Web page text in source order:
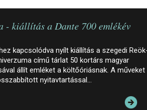
- kiállítás a Dante 700 emlékév
kapcsolódva nyílt kiállítás a szegedi
című tárlat 50 kortárs magyar
állít emléket a költőóriásnak. A műveket
nyitavtartással…